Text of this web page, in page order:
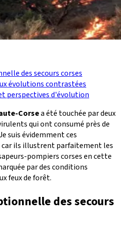
des secours corses
évolutions contrastées
perspectives d'évolution
Corsea été touchée par deux
qui ont consumé près de
suis évidemment ces
ils illustrent parfaitement les
pompiers corses en cette
par des conditions
feux de forêt.
des secours